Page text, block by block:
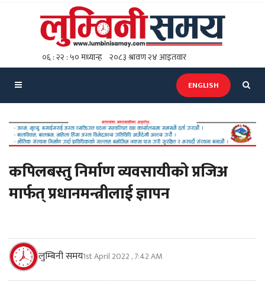
ENGLISH
कपिलबस्तु निर्माण व्यवसायीको प्रजिअ
मार्फत् प्रधानमन्त्रीलाई ज्ञापन
लुम्बिनी समय1st April 2022 , 7:42 AM